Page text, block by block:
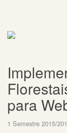
para
1 Semestre 2015/